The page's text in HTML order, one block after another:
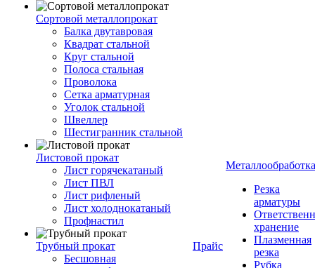
Сортовой металлопрокат
Балка двутавровая
Квадрат стальной
Круг стальной
Полоса стальная
Проволока
Сетка арматурная
Уголок стальной
Швеллер
Шестигранник стальной
Листовой прокат
Лист горячекатаный
Лист ПВЛ
Лист рифленый
Лист холоднокатаный
Профнастил
Трубный прокат
Бесшовная
Прайс
Металлообработка
Резка
арматуры
хранение
Плазменная
резка
Рубка